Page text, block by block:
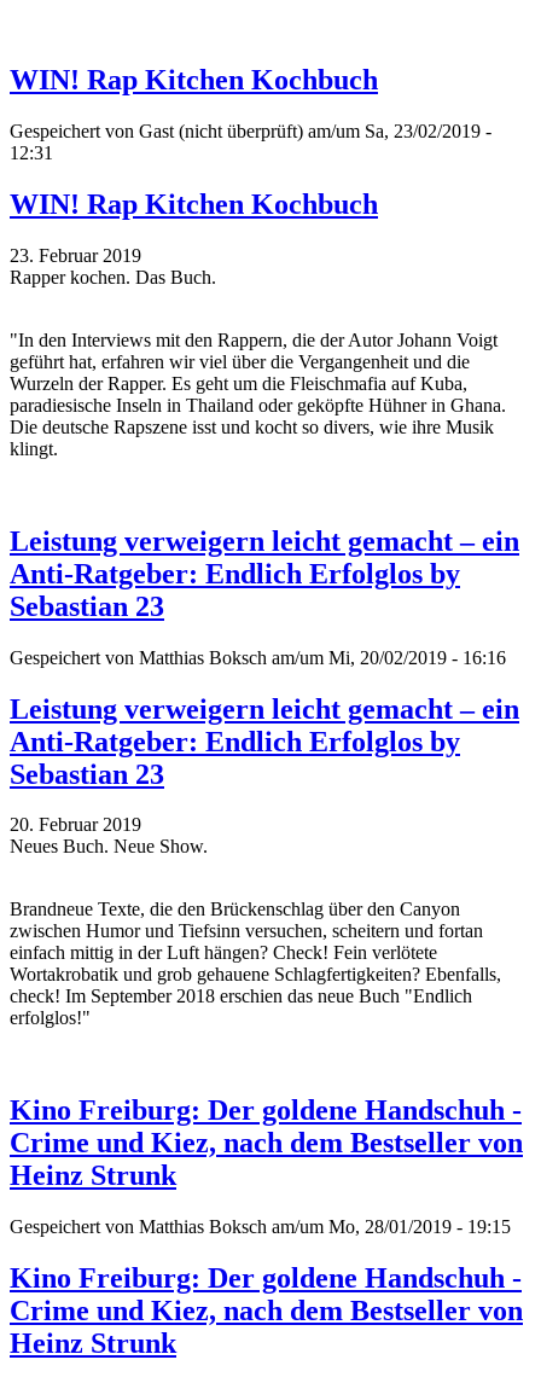
WIN! Rap Kitchen Kochbuch
Gespeichert von Gast (nicht überprüft) am/um Sa, 23/02/2019 -
12:31
WIN! Rap Kitchen Kochbuch
23. Februar 2019
Rapper kochen. Das Buch.
"In den Interviews mit den Rappern, die der Autor Johann Voigt
geführt hat, erfahren wir viel über die Vergangenheit und die
Wurzeln der Rapper. Es geht um die Fleischmafia auf Kuba,
paradiesische Inseln in Thailand oder geköpfte Hühner in Ghana.
Die deutsche Rapszene isst und kocht so divers, wie ihre Musik
klingt.
Leistung verweigern leicht gemacht – ein
Anti-Ratgeber: Endlich Erfolglos by
Sebastian 23
Gespeichert von Matthias Boksch am/um Mi, 20/02/2019 - 16:16
Leistung verweigern leicht gemacht – ein
Anti-Ratgeber: Endlich Erfolglos by
Sebastian 23
20. Februar 2019
Neues Buch. Neue Show.
Brandneue Texte, die den Brückenschlag über den Canyon
zwischen Humor und Tiefsinn versuchen, scheitern und fortan
einfach mittig in der Luft hängen? Check! Fein verlötete
Wortakrobatik und grob gehauene Schlagfertigkeiten? Ebenfalls,
check! Im September 2018 erschien das neue Buch "Endlich
erfolglos!"
Kino Freiburg: Der goldene Handschuh -
Crime und Kiez, nach dem Bestseller von
Heinz Strunk
Gespeichert von Matthias Boksch am/um Mo, 28/01/2019 - 19:15
Kino Freiburg: Der goldene Handschuh -
Crime und Kiez, nach dem Bestseller von
Heinz Strunk